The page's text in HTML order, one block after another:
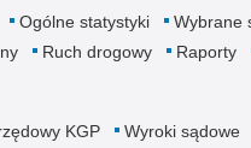
Ogólne statystyki
Wybrane
Ruch drogowy Raporty
KGP Wyroki sądowe